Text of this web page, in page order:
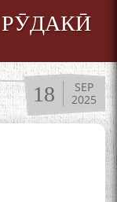
18
SEP
2025